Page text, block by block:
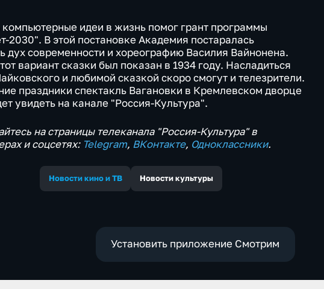
компьютерные идеи в жизнь помог грант программы
2030". В этой постановке Академия постаралась
дух современности и хореографию Василия Вайнонена.
вариант сказки был показан в 1934 году. Насладиться
и любимой сказкой скоро смогут и телезрители.
праздники спектакль Вагановки в Кремлевском дворце
увидеть на канале "Россия-Культура".
на страницы телеканала "Россия-Культура" в
и соцсетях: Telegram, ВКонтакте, Одноклассники.
Новости кино и ТВ Новости культуры
Установить приложение Смотрим